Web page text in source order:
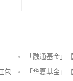
「融通基金」
包 「华夏基金」